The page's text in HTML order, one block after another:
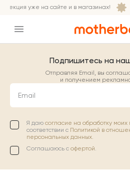
уже на сайте и в магазинах!
Подпишитесь на
Отправляя Email, вы
и получением
Email
Я даю согласие на обработку
соответствии с Политикой в
персональных данных.
Соглашаюсь с офертой.